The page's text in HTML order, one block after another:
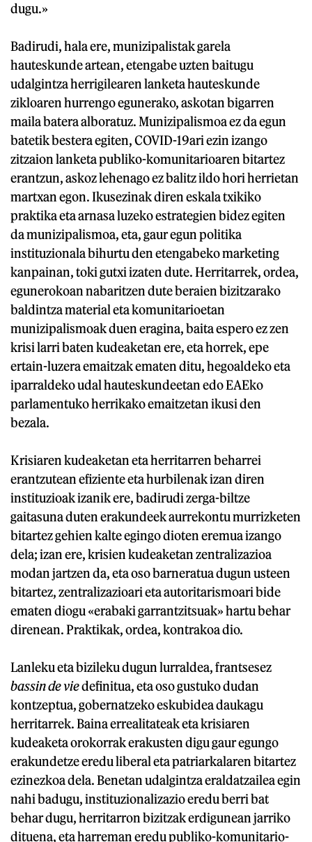
dugu.»
Badirudi, hala ere, munizipalistak garela
hauteskunde artean, etengabe uzten baitugu
udalgintza herrigilearen lanketa hauteskunde
zikloaren hurrengo egunerako, askotan bigarren
maila batera alboratuz. Munizipalismoa ez da egun
batetik bestera egiten, COVID-19ari ezin izango
zitzaion lanketa publiko-komunitarioaren bitartez
erantzun, askoz lehenago ez balitz ildo hori herrietan
martxan egon. Ikusezinak diren eskala txikiko
praktika eta arnasa luzeko estrategien bidez egiten
da munizipalismoa, eta, gaur egun politika
instituzionala bihurtu den etengabeko marketing
kanpainan, toki gutxi izaten dute. Herritarrek, ordea,
egunerokoan nabaritzen dute beraien bizitzarako
baldintza material eta komunitarioetan
munizipalismoak duen eragina, baita espero ez zen
krisi larri baten kudeaketan ere, eta horrek, epe
ertain-luzera emaitzak ematen ditu, hegoaldeko eta
iparraldeko udal hauteskundeetan edo EAEko
parlamentuko herrikako emaitzetan ikusi den
bezala.
Krisiaren kudeaketan eta herritarren beharrei
erantzutean efiziente eta hurbilenak izan diren
instituzioak izanik ere, badirudi zerga-biltze
gaitasuna duten erakundeek aurrekontu murrizketen
bitartez gehien kalte egingo dioten eremua izango
dela; izan ere, krisien kudeaketan zentralizazioa
modan jartzen da, eta oso barneratua dugun usteen
bitartez, zentralizazioari eta autoritarismoari bide
ematen diogu «erabaki garrantzitsuak» hartu behar
direnean. Praktikak, ordea, kontrakoa dio.
Lanleku eta bizileku dugun lurraldea, frantsesez
bassin de viedefinitua, eta oso gustuko dudan
kontzeptua, gobernatzeko eskubidea daukagu
herritarrek. Baina errealitateak eta krisiaren
kudeaketa orokorrak erakusten digu gaur egungo
erakundetze eredu liberal eta patriarkalaren bitartez
ezinezkoa dela. Benetan udalgintza eraldatzailea egin
nahi badugu, instituzionalizazio eredu berri bat
behar dugu, herritarron bizitzak erdigunean jarriko
dituena, eta harreman eredu publiko-komunitario-